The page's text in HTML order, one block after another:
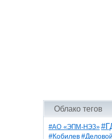
Облако тегов
#АО «ЭПМ-НЭЗ»
#Кобилев